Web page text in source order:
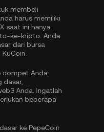
membeli
harus memiliki
saat ini hanya
ke-kripto. Anda
dari bursa
dompet Anda:
dasar,
Anda. Ingatlah
beberapa
ke PepeCoin